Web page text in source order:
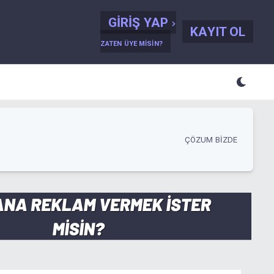
GIRIŞ YAP
ZATEN ÜYE MISIN?
KAYIT OL
ÇÖZUM BIZDE